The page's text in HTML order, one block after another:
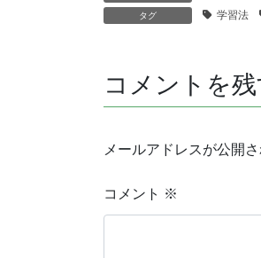
タグ 学習法
コメントを残
メールアドレスが公開
コメント ※